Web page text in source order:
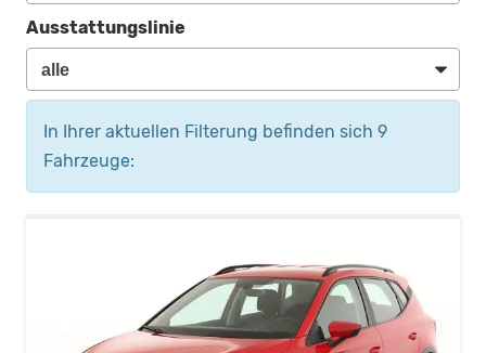
Ausstattungslinie
In Ihrer aktuellen Filterung befinden sich 9
Fahrzeuge: